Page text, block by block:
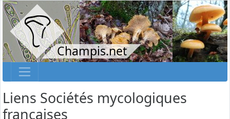
Champis.net
Liens Sociétés mycologiques
françaises